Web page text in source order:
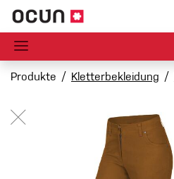
Produkte Kletterbekleidung